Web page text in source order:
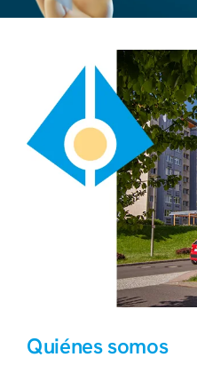
Quiénes somos